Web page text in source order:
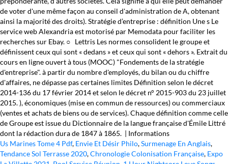
Us Marines Tome 4 Pdf, Envie Et Désir Philo,Surmenage En Anglais,
Tendance Sol Terrasse 2020,Chronologie Colonisation Française, Expo